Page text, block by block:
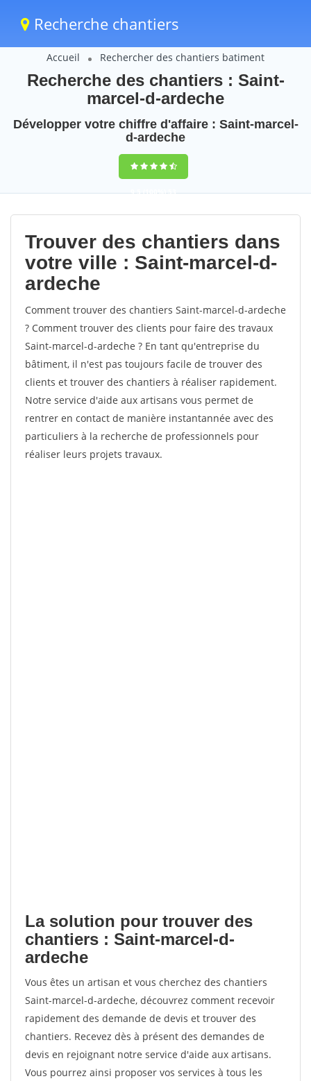
Recherche chantiers
Accueil Rechercher des chantiers batiment
Recherche des chantiers : Saint-
marcel-d-ardeche
Développer votre chiffre d'affaire : Saint-marcel-
d-ardeche
9,5(100%)53
votes
Trouver des chantiers dans
votre ville : Saint-marcel-d-
ardeche
Comment trouver des chantiers Saint-marcel-d-ardeche
? Comment trouver des clients pour faire des travaux
Saint-marcel-d-ardeche ? En tant qu'entreprise du
bâtiment, il n'est pas toujours facile de trouver des
clients et trouver des chantiers à réaliser rapidement.
Notre service d'aide aux artisans vous permet de
rentrer en contact de manière instantannée avec des
particuliers à la recherche de professionnels pour
réaliser leurs projets travaux.
La solution pour trouver des
chantiers : Saint-marcel-d-
ardeche
Vous êtes un artisan et vous cherchez des chantiers
Saint-marcel-d-ardeche, découvrez comment recevoir
rapidement des demande de devis et trouver des
chantiers. Recevez dès à présent des demandes de
devis en rejoignant notre service d'aide aux artisans.
Vous pourrez ainsi proposer vos services à tous les